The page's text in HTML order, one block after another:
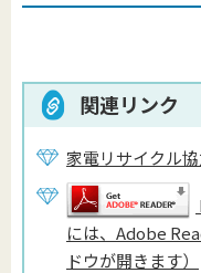
関連リンク
家電リサイクル
には、Adobe
ドウが開きます）